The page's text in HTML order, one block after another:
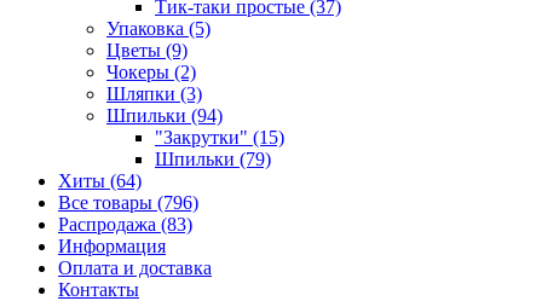
Тик-таки простые (37)
Упаковка (5)
Цветы (9)
Чокеры (2)
Шляпки (3)
Шпильки (94)
"Закрутки" (15)
Шпильки (79)
Хиты (64)
Все товары (796)
Распродажа (83)
Информация
Оплата и доставка
Контакты